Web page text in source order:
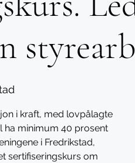
i kraft, med lovpålagte
ha minimum 40 prosent
i Fredrikstad,
sertifiseringskurs om